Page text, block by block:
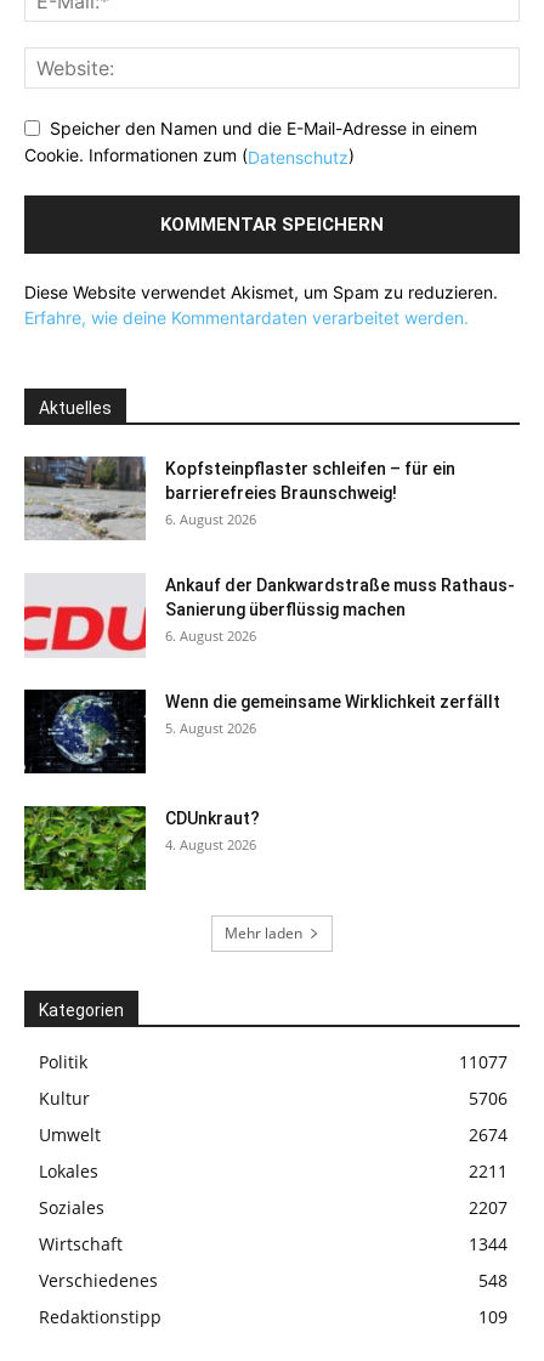
Speicher den Namen und die E-Mail-Adresse in einem
Cookie. Informationen zum (Datenschutz)
Diese Website verwendet Akismet, um Spam zu reduzieren.
Erfahre, wie deine Kommentardaten verarbeitet werden.
Aktuelles
Kopfsteinpflaster schleifen – für ein
barrierefreies Braunschweig!
6. August 2026
Ankauf der Dankwardstraße muss Rathaus-
Sanierung überflüssig machen
6. August 2026
Wenn die gemeinsame Wirklichkeit zerfällt
5. August 2026
CDUnkraut?
4. August 2026
Mehr laden
Kategorien
Politik
11077
Kultur
5706
Umwelt
2674
Lokales
2211
Soziales
2207
Wirtschaft
1344
Verschiedenes
548
Redaktionstipp
109